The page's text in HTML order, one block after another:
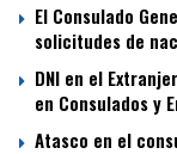
El Consulado
solicitudes de
DNI en el
en Consulados y
Atasco en el